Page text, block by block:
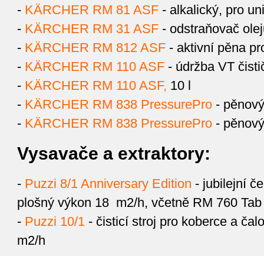
- KÄRCHER RM 81 ASF- alkalický, pro
- KÄRCHER RM 31 ASF- odstraňovač
- KÄRCHER RM 812 ASF- aktivní pěna
- KÄRCHER RM 110 ASF- údržba VT
- KÄRCHER RM 110 ASF, 10 l
- KÄRCHER RM 838 PressurePro-
- KÄRCHER RM 838 PressurePro-
Vysavače a extraktory:
- Puzzi 8/1 Anniversary Edition - jubilejní
plošný výkon 18 m2/h, včetně RM 760 Tab
- Puzzi 10/1- čisticí stroj pro koberce a
m2/h